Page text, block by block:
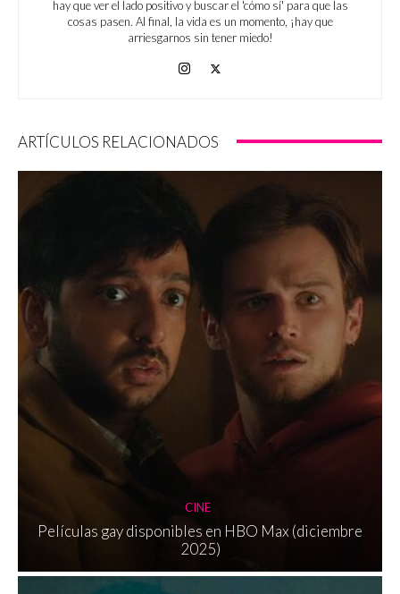
hay que ver el lado positivo y buscar el 'cómo sí' para que las
cosas pasen. Al final, la vida es un momento, ¡hay que
arriesgarnos sin tener miedo!
ARTÍCULOS RELACIONADOS
CINE
Películas gay disponibles en HBO Max (diciembre
2025)